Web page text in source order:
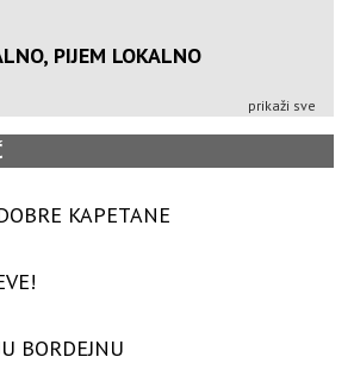
PIJEM LOKALNO
prikaži sve
KAPETANE
BORDEJNU